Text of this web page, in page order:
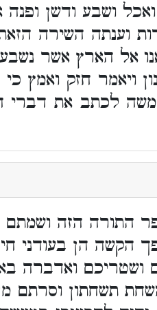
ושבע ודשן
וענתה השירה
אל הארץ אשר
ויאמר חזק ואמץ
משה לכתב את
התורה הזה ושמתם
הקשה הן בעודני
ושטריכם ואדברה
תשחתון וסרתם